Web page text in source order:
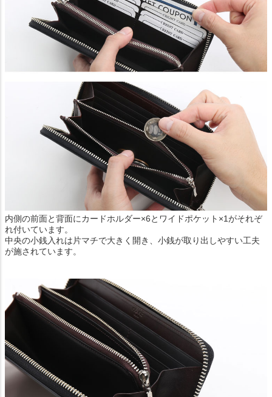
内側の前面と背面にカードホルダー×6とワイドポケット×1がそれぞ
れ付いています。
中央の小銭入れは片マチで大きく開き、小銭が取り出しやすい工夫
が施されています。